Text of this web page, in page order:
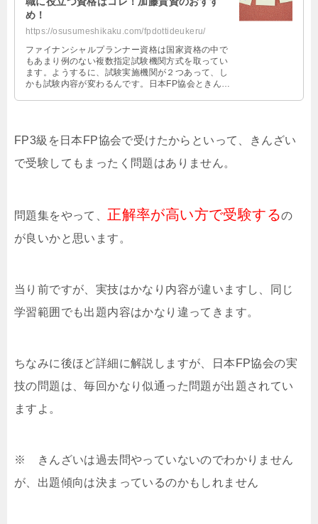
め！
https://osusumeshikaku.com/fpdottideukeru/
ファイナンシャルプランナー資格は国家資格の中で
もあまり例のない複数指定試験機関方式を取ってい
ます。ようするに、試験実施機関が２つあって、し
かも試験内容が変わるんです。日本FP協会ときんざ
FP3級を日本FP協会で受けたからといって、きんざい
で受験してもまったく問題はありません。
問題集をやって、 正解率が高い方で受験するの
が良いかと思います。
当り前ですが、実技はかなり内容が違いますし、同じ
学習範囲でも出題内容はかなり違ってきます。
ちなみに後ほど詳細に解説しますが、日本FP協会の実
技の問題は、毎回かなり似通った問題が出題されてい
ますよ。
※ きんざいは過去問やっていないのでわかりません
が、出題傾向は決まっているのかもしれません